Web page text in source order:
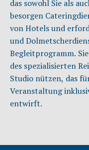
das sowohl Sie als
besorgen
von Hotels und
und
Begleitprogramm.
des spezialisierten
Studio nützen, das
Veranstaltung
entwirft.